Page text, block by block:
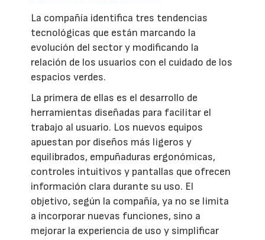
La compañía identifica tres tendencias
tecnológicas que están marcando la
evolución del sector y modificando la
relación de los usuarios con el cuidado de los
espacios verdes.
La primera de ellas es el desarrollo de
herramientas diseñadas para facilitar el
trabajo al usuario. Los nuevos equipos
apuestan por diseños más ligeros y
equilibrados, empuñaduras ergonómicas,
controles intuitivos y pantallas que ofrecen
información clara durante su uso. El
objetivo, según la compañía, ya no se limita
a incorporar nuevas funciones, sino a
mejorar la experiencia de uso y simplificar